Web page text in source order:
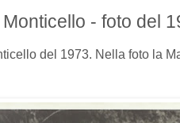
- foto del
del 1973. Nella foto la